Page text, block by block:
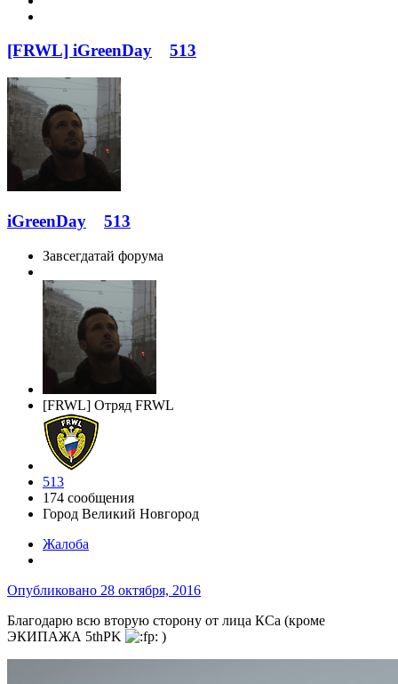
[FRWL] iGreenDay 513
iGreenDay 513
Завсегдатай форума
[FRWL] Отряд FRWL
513
174 сообщения
Город Великий Новгород
Жалоба
Опубликовано 28 октября, 2016
Благодарю всю вторую сторону от лица КСа (кроме
ЭКИПАЖА 5thPK
)